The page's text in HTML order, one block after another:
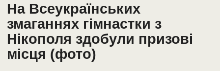
На Всеукраїнських
змаганнях гімнастки з
Нікополя здобули призові
місця (фото)